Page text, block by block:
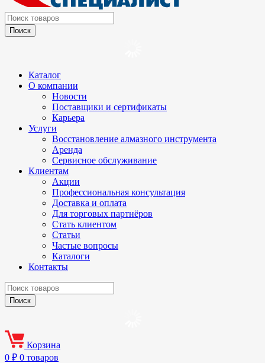
Каталог
О компании
Новости
Поставщики и сертификаты
Карьера
Услуги
Восстановление алмазного инструмента
Аренда
Сервисное обслуживание
Клиентам
Акции
Профессиональная консультация
Доставка и оплата
Для торговых партнёров
Стать клиентом
Статьи
Частые вопросы
Каталоги
Контакты
Корзина
0 ₽ 0 товаров